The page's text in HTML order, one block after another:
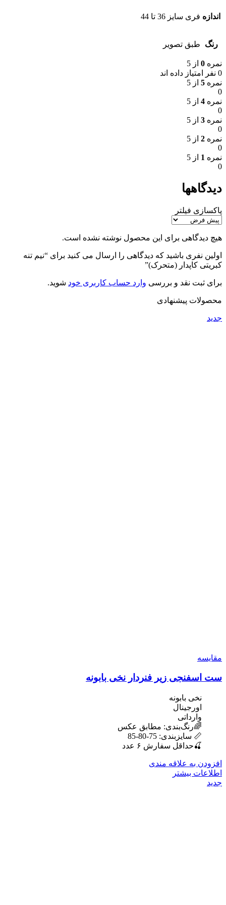
اندازه فری سایز 36 تا 44
رنگ طبق تصویر
نمره 0 از 5
0 نفر امتیاز داده اند
نمره 5 از 5
0
نمره 4 از 5
0
نمره 3 از 5
0
نمره 2 از 5
0
نمره 1 از 5
0
دیدگاهها
پاکسازی فیلتر
هیچ دیدگاهی برای این محصول نوشته نشده است.
اولین نفری باشید که دیدگاهی را ارسال می کنید برای “نیم تنه
کبریتی کاپدار (متحرک)”
برای ثبت نقد و بررسی وارد حساب کاربری خود شوید.
محصولات پیشنهادی
جدید
مقایسه
ست اسفنجی زیر فنردار نخی بابونه
نخی بابونه
اورجینال
وارداتی
🌈رنگ‌بندی: مطابق عکس
📏 سایزبندی: 75-80-85
🍒حداقل سفارش ۶ عدد
افزودن به علاقه مندی
اطلاعات بیشتر
جدید